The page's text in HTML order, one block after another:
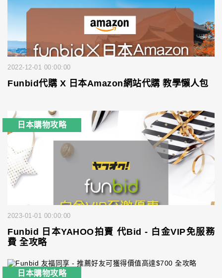
2022-12-01 00:00:00
Funbid代購 X 日本Amazon網站代購 教學懶人包
日本購物攻略
2023-01-01 00:00:00
Funbid 日本YAHOO拍賣 代Bid - 白金VIP免服務
費 全攻略
日本購物攻略